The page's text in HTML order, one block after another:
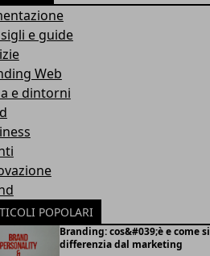
e guide
Web
e dintorni
POPOLARI
Branding: cos&#039;è e come si
differenzia dal marketing